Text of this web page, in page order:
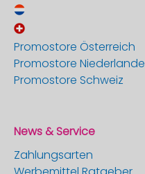
Promostore Österreich
Promostore Niederlande
Promostore Schweiz
News & Service
Zahlungsarten